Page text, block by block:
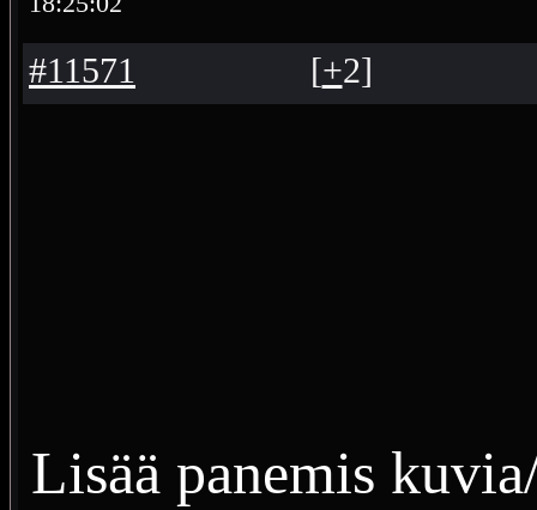
#11571 [+2]
Lisää panemis